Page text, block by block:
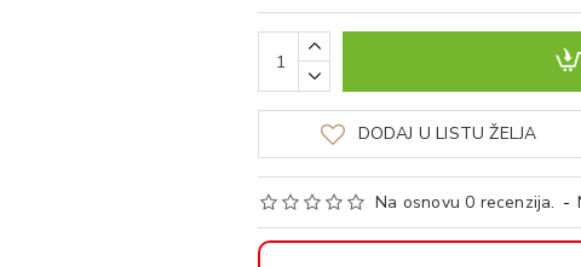
Na osnovu 0 recenzija. -
DODAJ U LISTU ŽELJA